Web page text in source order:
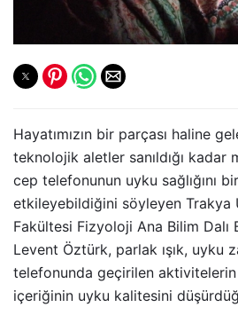
Hayatımızın bir parçası haline
teknolojik aletler sanıldığı kadar
cep telefonunun uyku sağlığını
etkileyebildiğini söyleyen Trakya
Fakültesi Fizyoloji Ana Bilim Dalı
Levent Öztürk, parlak ışık, uyku
telefonunda geçirilen aktivitelerin
içeriğinin uyku kalitesini